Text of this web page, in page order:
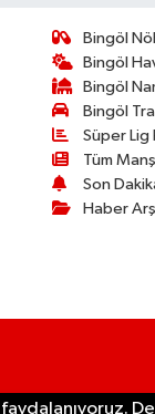
Bingöl
Bingöl
Bingöl
Bingöl
Süper Lig
Tüm
Son
Haber